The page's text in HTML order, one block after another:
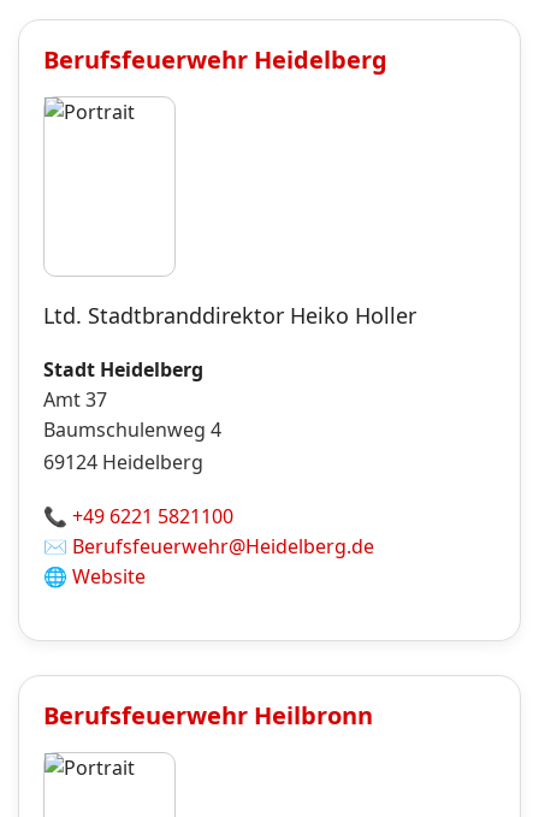
Berufsfeuerwehr Heidelberg
Ltd. Stadtbranddirektor Heiko Holler
Stadt Heidelberg
Amt 37
Baumschulenweg 4
69124 Heidelberg
📞 +49 6221 5821100
✉️ Berufsfeuerwehr@Heidelberg.de
🌐 Website
Berufsfeuerwehr Heilbronn